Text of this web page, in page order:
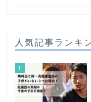
人気記事ランキ
1